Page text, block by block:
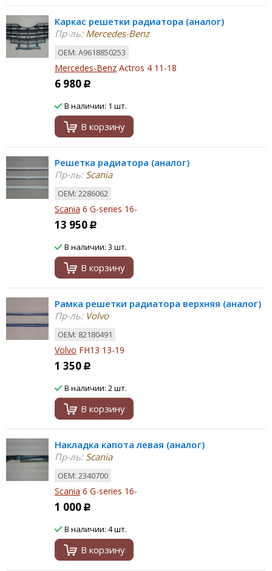
Каркас решетки радиатора (аналог)
Пр-ль:Mercedes-Benz
ОЕМ: A9618850253
Mercedes-Benz Actros 4 11-18
6 980 Р
В наличии: 1 шт.
В корзину
Решетка радиатора (аналог)
Пр-ль:Scania
ОЕМ: 2286062
Scania 6 G-series 16-
13 950 Р
В наличии: 3 шт.
В корзину
Рамка решетки радиатора верхняя (аналог)
Пр-ль:Volvo
ОЕМ: 82180491
Volvo FH13 13-19
1 350 Р
В наличии: 2 шт.
В корзину
Накладка капота левая (аналог)
Пр-ль:Scania
ОЕМ: 2340700
Scania 6 G-series 16-
1 000 Р
В наличии: 4 шт.
В корзину